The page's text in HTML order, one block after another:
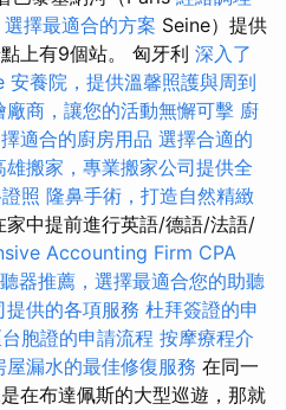
擇最適合的方案 Seine）提供
上有9個站。 匈牙利 深入了
安養院，提供溫馨照護與周到
廠商，讓您的活動無懈可擊 廚
適合的廚房用品 選擇合適的
雄搬家，專業搬家公司提供全
照 隆鼻手術，打造自然精緻
家中提前進行英語/德語/法語/
Accounting Firm CPA
器推薦，選擇最適合您的助聽
提供的各項服務 杜拜簽證的申
胞證的申請流程 按摩療程介
漏水的最佳修復服務 在同一
在布達佩斯的大型巡遊，那就